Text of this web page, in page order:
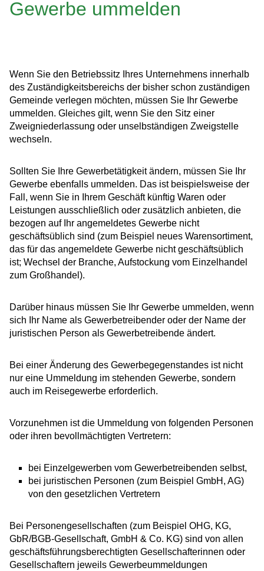
Gewerbe ummelden
Wenn Sie den Betriebssitz Ihres Unternehmens innerhalb
des Zuständigkeitsbereichs der bisher schon zuständigen
Gemeinde verlegen möchten, müssen Sie Ihr Gewerbe
ummelden. Gleiches gilt, wenn Sie den Sitz einer
Zweigniederlassung oder unselbständigen Zweigstelle
wechseln.
Sollten Sie Ihre Gewerbetätigkeit ändern, müssen Sie Ihr
Gewerbe ebenfalls ummelden. Das ist beispielsweise der
Fall, wenn Sie in Ihrem Geschäft künftig Waren oder
Leistungen ausschließlich oder zusätzlich anbieten, die
bezogen auf Ihr angemeldetes Gewerbe nicht
geschäftsüblich sind (zum Beispiel neues Warensortiment,
das für das angemeldete Gewerbe nicht geschäftsüblich
ist; Wechsel der Branche, Aufstockung vom Einzelhandel
zum Großhandel).
Darüber hinaus müssen Sie Ihr Gewerbe ummelden, wenn
sich Ihr Name als Gewerbetreibender oder der Name der
juristischen Person als Gewerbetreibende ändert.
Bei einer Änderung des Gewerbegegenstandes ist nicht
nur eine Ummeldung im stehenden Gewerbe, sondern
auch im Reisegewerbe erforderlich.
Vorzunehmen ist die Ummeldung von folgenden Personen
oder ihren bevollmächtigten Vertretern:
bei Einzelgewerben vom Gewerbetreibenden selbst,
bei juristischen Personen (zum Beispiel GmbH, AG)
von den gesetzlichen Vertretern
Bei Personengesellschaften (zum Beispiel OHG, KG,
GbR/BGB-Gesellschaft, GmbH & Co. KG) sind von allen
geschäftsführungsberechtigten Gesellschafterinnen oder
Gesellschaftern jeweils Gewerbeummeldungen